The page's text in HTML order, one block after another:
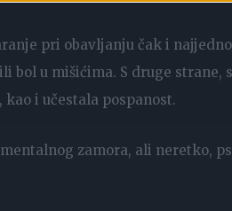
pri obavljanju čak i
bol u mišićima. S druge
i učestala pospanost.
zamora, ali neretko,